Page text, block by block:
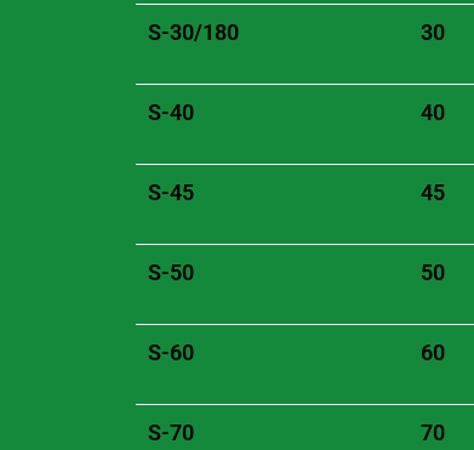
S-30/180 30
S-40 40
S-45 45
S-50 50
S-60 60
S-70 70